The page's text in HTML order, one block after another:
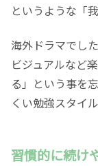
というような「
海外ドラマでし
ビジュアルなど
る」という事を
くい勉強スタイ
習慣的に続け